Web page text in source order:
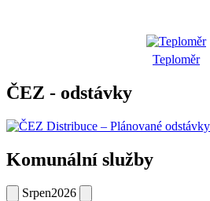
Teploměr
ČEZ - odstávky
Komunální služby
Srpen2026